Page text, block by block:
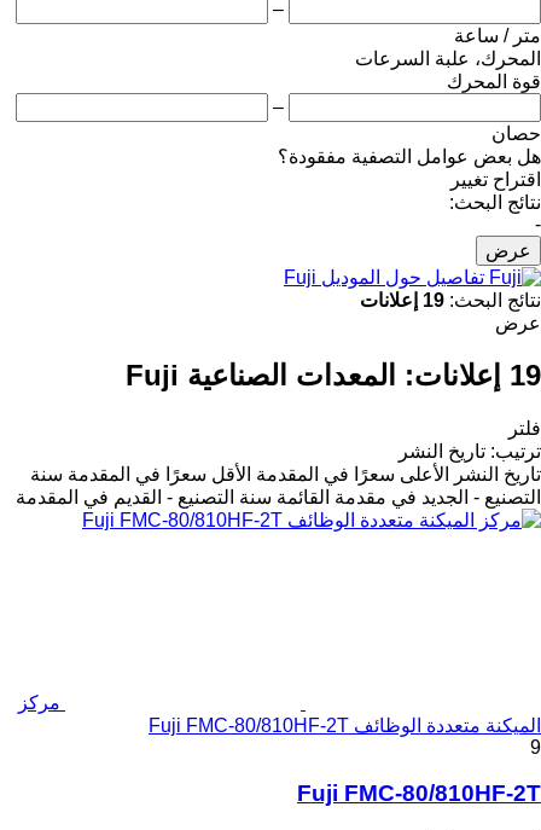
–
متر / ساعة
المحرك، علبة السرعات
قوة المحرك
–
حصان
هل بعض عوامل التصفية مفقودة؟
اقتراح تغيير
نتائج البحث:
-
عرض
تفاصيل حول الموديل Fuji
نتائج البحث: 19 إعلانات
عرض
19 إعلانات: المعدات الصناعية Fuji
فلتر
ترتيب: تاريخ النشر
تاريخ النشر
الأعلى سعرًا في المقدمة الأقل سعرًا في المقدمة سنة
التصنيع - الجديد في مقدمة القائمة سنة التصنيع - القديم في المقدمة
مركز
الميكنة متعددة الوظائف Fuji FMC-80/810HF-2T
9
Fuji FMC-80/810HF-2T